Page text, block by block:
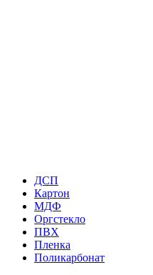
ДСП
Картон
МДФ
Оргстекло
ПВХ
Пленка
Поликарбонат